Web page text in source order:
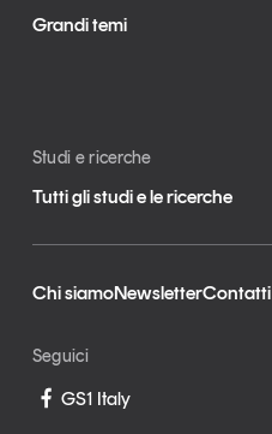
Grandi temi
Studi e ricerche
Tutti gli studi e le ricerche
Chi siamoNewsletterContatti
Seguici
GS1 Italy